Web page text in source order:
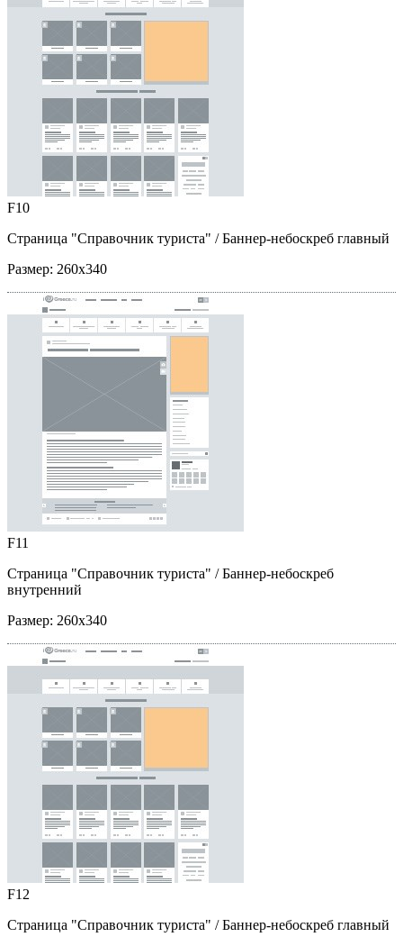
F10
Страница "Справочник туриста" / Баннер-небоскреб главный
Размер: 260x340
F11
Страница "Справочник туриста" / Баннер-небоскреб
внутренний
Размер: 260x340
F12
Страница "Справочник туриста" / Баннер-небоскреб главный